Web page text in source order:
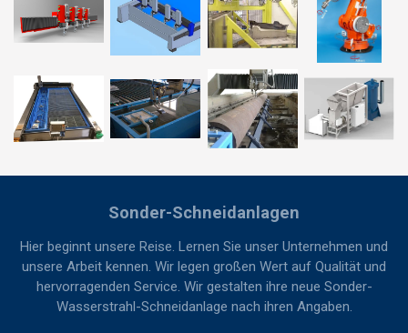
Sonder-Schneidanlagen
Hier beginnt unsere Reise. Lernen Sie unser Unternehmen und
unsere Arbeit kennen. Wir legen großen Wert auf Qualität und
hervorragenden Service. Wir gestalten ihre neue Sonder-
Wasserstrahl-Schneidanlage nach ihren Angaben.